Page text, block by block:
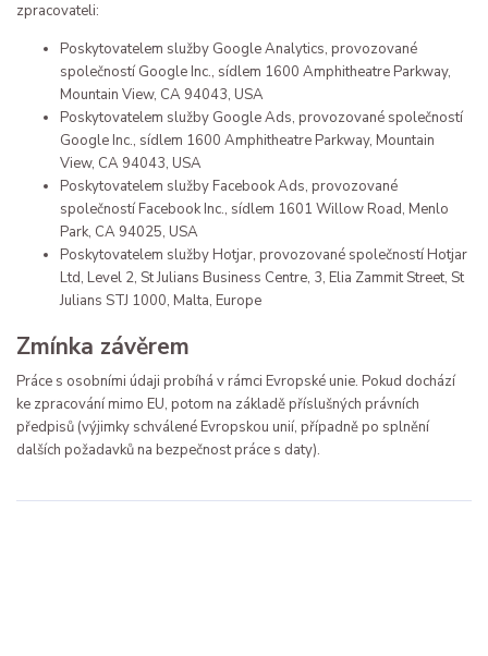
zpracovateli:
Poskytovatelem služby Google Analytics, provozované
společností Google Inc., sídlem 1600 Amphitheatre Parkway,
Mountain View, CA 94043, USA
Poskytovatelem služby Google Ads, provozované společností
Google Inc., sídlem 1600 Amphitheatre Parkway, Mountain
View, CA 94043, USA
Poskytovatelem služby Facebook Ads, provozované
společností Facebook Inc., sídlem 1601 Willow Road, Menlo
Park, CA 94025, USA
Poskytovatelem služby Hotjar, provozované společností Hotjar
Ltd, Level 2, St Julians Business Centre, 3, Elia Zammit Street, St
Julians STJ 1000, Malta, Europe
Zmínka závěrem
Práce s osobními údaji probíhá v rámci Evropské unie. Pokud dochází
ke zpracování mimo EU, potom na základě příslušných právních
předpisů (výjimky schválené Evropskou unií, případně po splnění
dalších požadavků na bezpečnost práce s daty).